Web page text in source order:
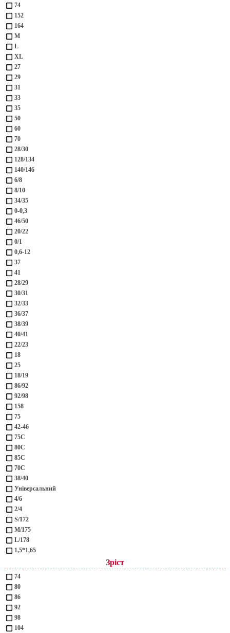
74
152
164
M
L
XL
27
29
31
33
35
50
60
70
28/30
128/134
140/146
6/8
8/10
34/35
0-0,3
46/50
20/22
0/1
0,6-12
37
41
28/29
30/31
32/33
36/37
38/39
40/41
22/23
18
25
18/19
86/92
92/98
158
75
42-46
75С
80С
85С
70С
38/40
Універсальний
4/6
2/4
S/172
M/175
L/178
1,5*1,65
Зріст
74
80
86
92
98
104